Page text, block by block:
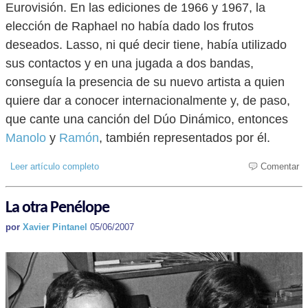
Eurovisión. En las ediciones de 1966 y 1967, la
elección de Raphael no había dado los frutos
deseados. Lasso, ni qué decir tiene, había utilizado
sus contactos y en una jugada a dos bandas,
conseguía la presencia de su nuevo artista a quien
quiere dar a conocer internacionalmente y, de paso,
que cante una canción del Dúo Dinámico, entonces
Manolo y Ramón, también representados por él.
Leer artículo completo Comentar
La otra Penélope
por Xavier Pintanel 05/06/2007